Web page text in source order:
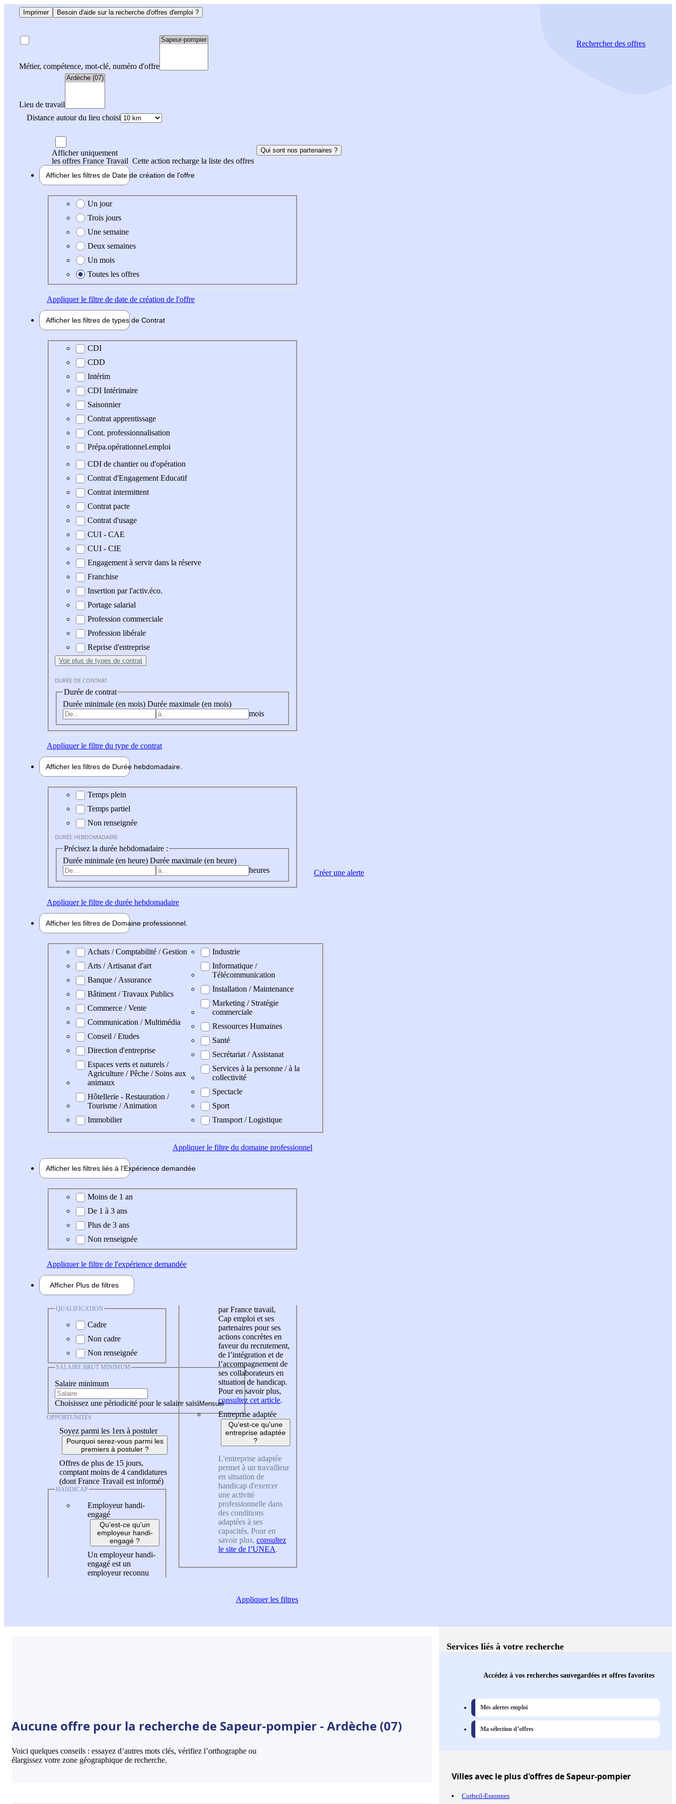
Imprimer Besoin d'aide sur la recherche d'offres d'emploi ?
Métier, compétence, mot-clé, numéro d'offre
Lieu de travail
Distance autour du lieu choisi
Rechercherdes offres
Afficher uniquement
les offres France Travail Cette action recharge la liste des offres
Qui sont nos partenaires ?
Afficher les filtres de Date de création de l'offre
Date de création de l'offre
Un jour
Trois jours
Une semaine
Deux semaines
Un mois
Toutes les offres
Appliquerle filtre de date de création de l'offre
Afficher les filtres de types de Contrat
Type de contrat
CDI
CDD
Intérim
CDI Intérimaire
Saisonnier
Contrat apprentissage
Cont. professionnalisation
Prépa.opérationnel.emploi
CDI de chantier ou d'opération
Contrat d'Engagement Educatif
Contrat intermittent
Contrat pacte
Contrat d'usage
CUI - CAE
CUI - CIE
Engagement à servir dans la réserve
Franchise
Insertion par l'activ.éco.
Portage salarial
Profession commerciale
Profession libérale
Reprise d'entreprise
Voir plus de types de contrat
DURÉE DE CONTRAT
Durée de contrat
Durée minimale (en mois) Durée maximale (en mois)
mois
Appliquerle filtre du type de contrat
Afficher les filtres de Durée hebdomadaire
Durée hebdomadaire
Temps plein
Temps partiel
Non renseignée
DURÉE HEBDOMADAIRE
Précisez la durée hebdomadaire :
Durée minimale (en heure) Durée maximale (en heure)
heures
Appliquerle filtre de durée hebdomadaire
Afficher les filtres de Domaine professionnel
Domaine professionel
Achats / Comptabilité / Gestion
Arts / Artisanat d'art
Banque / Assurance
Bâtiment / Travaux Publics
Commerce / Vente
Communication / Multimédia
Conseil / Etudes
Direction d'entreprise
Espaces verts et naturels /
Agriculture / Pêche / Soins aux
animaux
Hôtellerie - Restauration /
Tourisme / Animation
Immobilier
Industrie
Informatique /
Télécommunication
Installation / Maintenance
Marketing / Stratégie
commerciale
Ressources Humaines
Santé
Secrétariat / Assistanat
Services à la personne / à la
collectivité
Spectacle
Sport
Transport / Logistique
Appliquerle filtre du domaine professionnel
Afficher les filtres liés à l'Expérience demandée
Expérience demandée
Moins de 1 an
De 1 à 3 ans
Plus de 3 ans
Non renseignée
Appliquerle filtre de l'expérience demandée
Afficher Plus de filtres
QUALIFICATION
Cadre
Non cadre
Non renseignée
SALAIRE BRUT MINIMUM
Salaire minimum
Choisissez une périodicité pour le salaire saisi
OPPORTUNITÉS
Soyez parmi les 1ers à postuler
Pourquoi serez-vous parmi les
premiers à postuler ?
Offres de plus de 15 jours,
comptant moins de 4 candidatures
(dont France Travail est informé)
HANDICAP
Employeur handi-
engagé
Qu'est-ce qu'un
employeur handi-
engagé ?
Un employeur handi-
engagé est un
employeur reconnu
par France travail,
Cap emploi et ses
partenaires pour ses
actions concrètes en
faveur du recrutement,
de l’intégration et de
l’accompagnement de
ses collaborateurs en
situation de handicap.
Pour en savoir plus,
consultez cet article.
Entreprise adaptée
Qu'est-ce qu'une
entreprise adaptée
?
L'entreprise adaptée
permet à un travailleur
en situation de
handicap d'exercer
une activité
professionnelle dans
des conditions
adaptées à ses
capacités. Pour en
savoir plus, consultez
le site de l’UNEA.
Appliquerles filtres
Créer une alerte
Aucune offre pour la recherche de Sapeur-pompier - Ardèche (07)
Voici quelques conseils : essayez d’autres mots clés, vérifiez l’orthographe ou
élargissez votre zone géographique de recherche.
Services liés à votre recherche
Accédez à vos recherches sauvegardées et offres favorites
Mes alertes emploi
Ma sélection d’offres
Villesavec le plus d'offres de Sapeur-pompier
Corbeil-Essonnes